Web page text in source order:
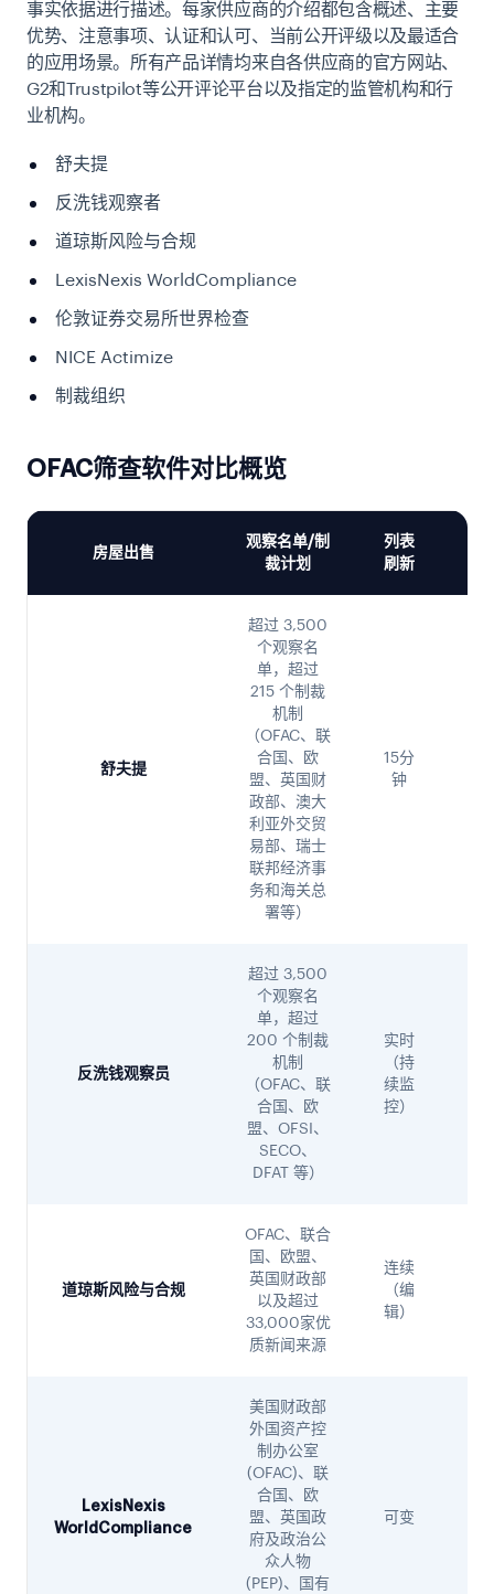
事实依据进行描述。每家供应商的介绍都包含概述、主要
优势、注意事项、认证和认可、当前公开评级以及最适合
的应用场景。所有产品详情均来自各供应商的官方网站、
G2和Trustpilot等公开评论平台以及指定的监管机构和行
业机构。
舒夫提
反洗钱观察者
道琼斯风险与合规
LexisNexis WorldCompliance
伦敦证券交易所世界检查
NICE Actimize
制裁组织
OFAC筛查软件对比概览
房屋出售
观察名单/制
裁计划
列表
刷新
舒夫提
超过 3,500
个观察名
单，超过
215 个制裁
机制
（OFAC、联
合国、欧
盟、英国财
政部、澳大
利亚外交贸
易部、瑞士
联邦经济事
务和海关总
署等）
15分
钟
反洗钱观察员
超过 3,500
个观察名
单，超过
200 个制裁
机制
（OFAC、联
合国、欧
盟、OFSI、
SECO、
DFAT 等）
实时
（持
续监
控）
道琼斯风险与合规
OFAC、联合
国、欧盟、
英国财政部
以及超过
33,000家优
质新闻来源
连续
（编
辑）
LexisNexis
WorldCompliance
美国财政部
外国资产控
制办公室
(OFAC)、联
合国、欧
盟、英国政
府及政治公
众人物
(PEP)、国有
可变